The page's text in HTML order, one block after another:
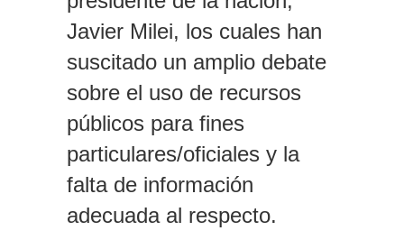
Javier Milei, los cuales han
suscitado un amplio debate
sobre el uso de recursos
públicos para fines
particulares/oficiales y la
falta de información
adecuada al respecto.